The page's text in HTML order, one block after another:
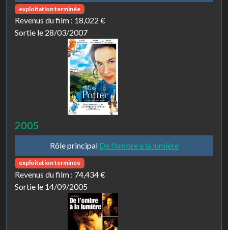
exploitation terminée
Revenus du film : 18,022 €
Sortie le 28/03/2007
2005
Rôle principal De l'ombre a la lumière
exploitation terminée
Revenus du film : 74,434 €
Sortie le 14/09/2005